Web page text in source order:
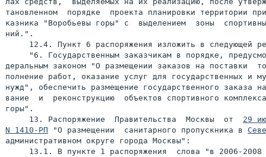
тановленном  порядке  проекта планировки территории
казника "Воробьевы горы" с  выделением  зоны
ний.".
12.4. Пункт 6 распоряжения изложить в следующей
"6. Государственным заказчикам в порядке,
деральным законом "О размещении заказов на поставки
полнение работ, оказание услуг для государственных и
нужд", обеспечить размещение государственного заказа
вание  и  реконструкцию  объектов спортивного
горы".
     13. Распоряжение  Правительства  Москвы  от
29
N 1410-РП "О размещении  санитарного пропускника в
административном округе города Москвы":
13.1. В пункте 1 распоряжения  слова "в 2006-2008